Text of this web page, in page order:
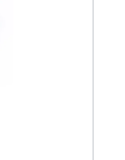
5 Sternen